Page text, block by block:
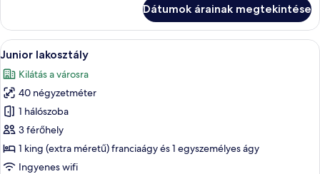
részletei
Dátumok árainak megtekintése
A
következő
szoba
összes
képének
megtekintése:
Junior
lakosztály
Egy szállodai szoba, melyben zöld
6
Junior lakosztály
Kilátás a városra
40 négyzetméter
1 hálószoba
3 férőhely
1 king (extra méretű) franciaágy és 1 egyszemélyes ágy
Ingyenes wifi